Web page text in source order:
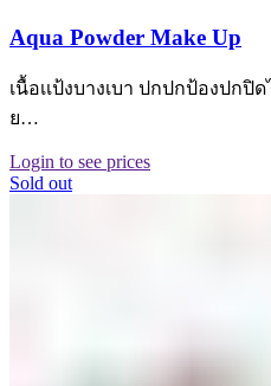
Aqua Powder Make Up
เนื้อเเป้งบางเบา ปกปกป้องปก
ย…
Login to see prices
Sold out